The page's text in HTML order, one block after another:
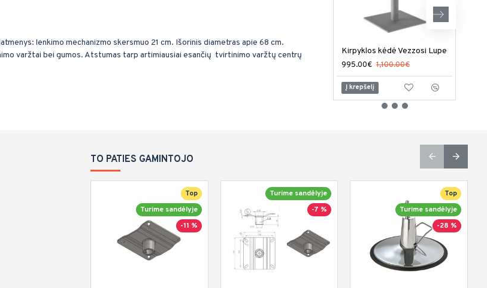
lenkimo mechanizmo skersmuo 21 cm. Išorinis diametras apie 68 cm.
varžtai bei gumos. Atstumas tarp artimiausiai esančių tvirtinimo varžtų centrų
Kirpyklos kėdė Vezzosi Lupe
995.00€ 1,100.00€
Į krepšelį
TO PATIES GAMINTOJO
Top
Turime sandėlyje
-11 %
Turime sandėlyje
-7 %
Top
Turime sandėlyje
-28 %